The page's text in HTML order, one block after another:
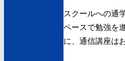
スクールへの通
ペースで勉強を
に、通信講座は